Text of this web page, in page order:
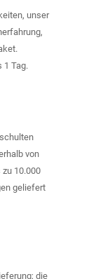
unser
1 Tag.
von
10.000
geliefert
die